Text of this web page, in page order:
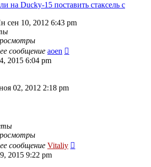
на Ducky-15 поставить стаксель с
сен 10, 2012 6:43 pm
сообщение aoen
2015 6:04 pm
02, 2012 2:18 pm
сообщение Vitaliy
2015 9:22 pm